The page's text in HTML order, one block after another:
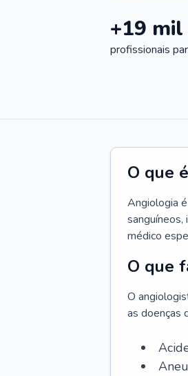
+19 mil
profissionais
O que
Angiologia
sanguíneos,
médico
O que
O
as doenças